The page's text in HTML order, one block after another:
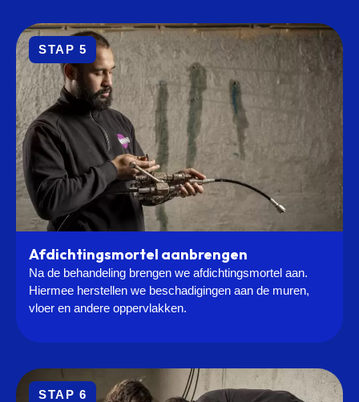
STAP 5
Afdichtingsmortel aanbrengen
Na de behandeling brengen we afdichtingsmortel aan.
Hiermee herstellen we beschadigingen aan de muren,
vloer en andere oppervlakken.
STAP 6